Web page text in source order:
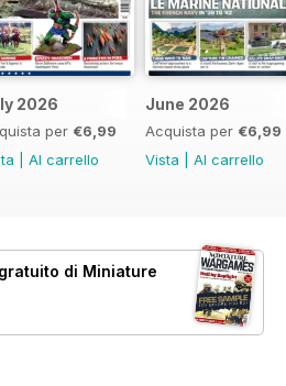
2026
per €6,99
Al carrello
June 2026
Acquista per €6,99
Vista
Al carrello
di Miniature